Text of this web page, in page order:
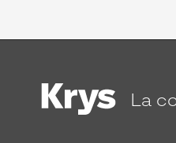
La